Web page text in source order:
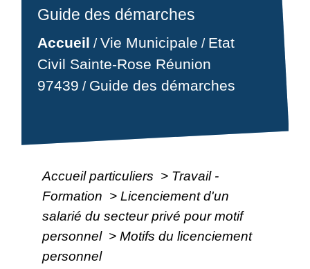
Guide des démarches
Accueil /Vie Municipale / Etat
Civil Sainte-Rose Réunion
97439 / Guide des démarches
Accueil particuliers > Travail -
Formation > Licenciement d'un
salarié du secteur privé pour motif
personnel > Motifs du licenciement
personnel